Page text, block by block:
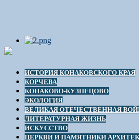
ИСТОРИЯ КОНАКОВСКОГО КРАЯ
КОРЧЕВА
КОНАКОВО-КУЗНЕЦОВО
ЭКОЛОГИЯ
ВЕЛИКАЯ ОТЕЧЕСТВЕННАЯ
ЛИТЕРАТУРНАЯ ЖИЗНЬ
ИСКУССТВО
ЦЕРКВИ И ПАМЯТНИКИ